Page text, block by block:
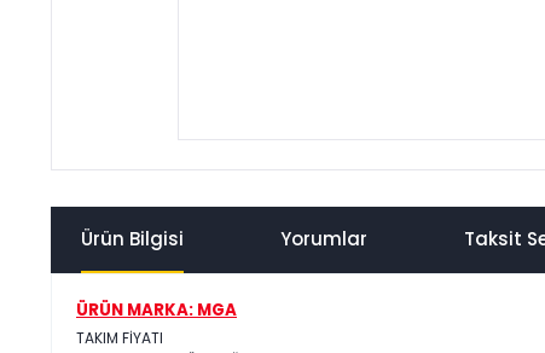
Ürün Bilgisi Yorumlar Taksit
ÜRÜN MARKA: MGA
TAKIM FİYATI